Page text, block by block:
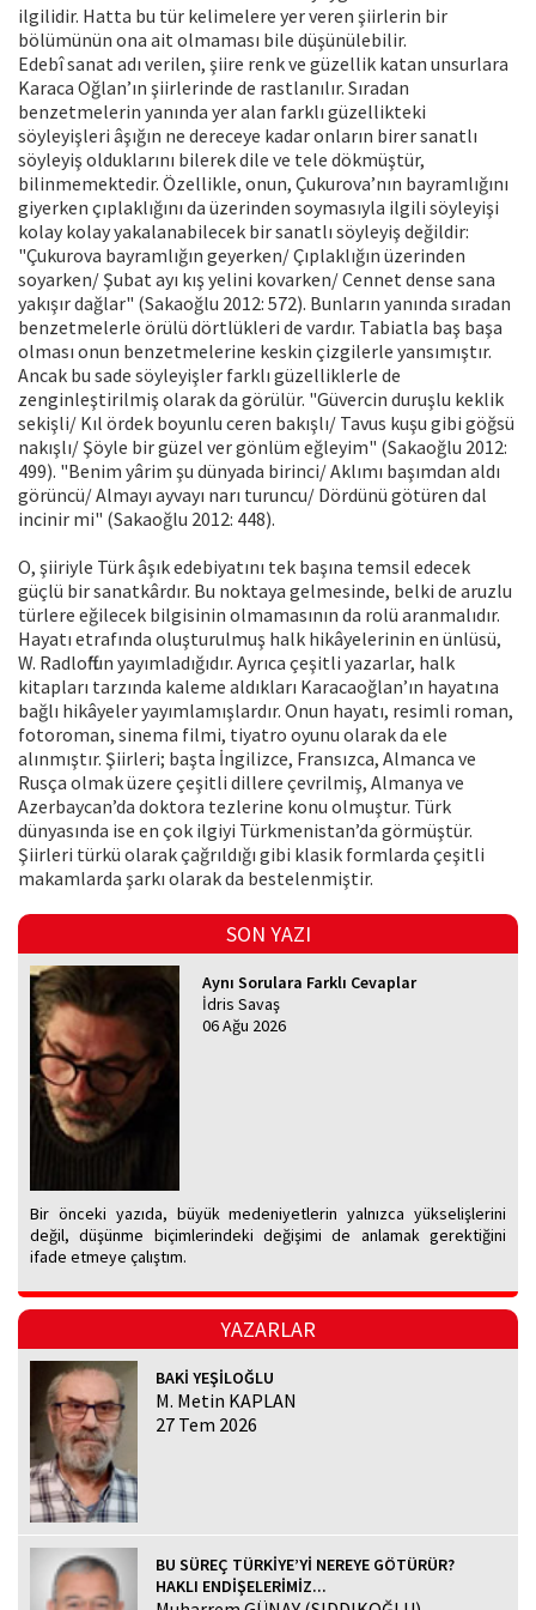
ilgilidir. Hatta bu tür kelimelere yer veren şiirlerin bir
bölümünün ona ait olmaması bile düşünülebilir.
Edebî sanat adı verilen, şiire renk ve güzellik katan unsurlara
Karaca Oğlan’ın şiirlerinde de rastlanılır. Sıradan
benzetmelerin yanında yer alan farklı güzellikteki
söyleyişleri âşığın ne dereceye kadar onların birer sanatlı
söyleyiş olduklarını bilerek dile ve tele dökmüştür,
bilinmemektedir. Özellikle, onun, Çukurova’nın bayramlığını
giyerken çıplaklığını da üzerinden soymasıyla ilgili söyleyişi
kolay kolay yakalanabilecek bir sanatlı söyleyiş değildir:
"Çukurova bayramlığın geyerken/ Çıplaklığın üzerinden
soyarken/ Şubat ayı kış yelini kovarken/ Cennet dense sana
yakışır dağlar" (Sakaoğlu 2012: 572). Bunların yanında sıradan
benzetmelerle örülü dörtlükleri de vardır. Tabiatla baş başa
olması onun benzetmelerine keskin çizgilerle yansımıştır.
Ancak bu sade söyleyişler farklı güzelliklerle de
zenginleştirilmiş olarak da görülür. "Güvercin duruşlu keklik
sekişli/ Kıl ördek boyunlu ceren bakışlı/ Tavus kuşu gibi göğsü
nakışlı/ Şöyle bir güzel ver gönlüm eğleyim" (Sakaoğlu 2012:
499). "Benim yârim şu dünyada birinci/ Aklımı başımdan aldı
görüncü/ Almayı ayvayı narı turuncu/ Dördünü götüren dal
incinir mi" (Sakaoğlu 2012: 448).
O, şiiriyle Türk âşık edebiyatını tek başına temsil edecek
güçlü bir sanatkârdır. Bu noktaya gelmesinde, belki de aruzlu
türlere eğilecek bilgisinin olmamasının da rolü aranmalıdır.
Hayatı etrafında oluşturulmuş halk hikâyelerinin en ünlüsü,
W. Radloff’un yayımladığıdır. Ayrıca çeşitli yazarlar, halk
kitapları tarzında kaleme aldıkları Karacaoğlan’ın hayatına
bağlı hikâyeler yayımlamışlardır. Onun hayatı, resimli roman,
fotoroman, sinema filmi, tiyatro oyunu olarak da ele
alınmıştır. Şiirleri; başta İngilizce, Fransızca, Almanca ve
Rusça olmak üzere çeşitli dillere çevrilmiş, Almanya ve
Azerbaycan’da doktora tezlerine konu olmuştur. Türk
dünyasında ise en çok ilgiyi Türkmenistan’da görmüştür.
Şiirleri türkü olarak çağrıldığı gibi klasik formlarda çeşitli
makamlarda şarkı olarak da bestelenmiştir.
SON YAZI
Aynı Sorulara Farklı Cevaplar
İdris Savaş
06 Ağu 2026
Bir önceki yazıda, büyük medeniyetlerin yalnızca yükselişlerini
değil, düşünme biçimlerindeki değişimi de anlamak gerektiğini
ifade etmeye çalıştım.
YAZARLAR
BAKİ YEŞİLOĞLU
M. Metin KAPLAN
27 Tem 2026
BU SÜREÇ TÜRKİYE’Yİ NEREYE GÖTÜRÜR?
HAKLI ENDİŞELERİMİZ...